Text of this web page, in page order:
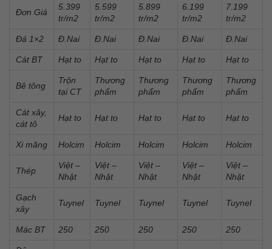
Đơn Giá
5.399
tr/m2
5.599
tr/m2
5.899
tr/m2
6.199
tr/m2
7.199
tr/m2
Đá 1×2 Đ.Nai Đ.Nai Đ.Nai Đ.Nai Đ.Nai
Cát BT Hạt to Hạt to Hạt to Hạt to Hạt to
Bê tông
Trộn
tại CT
Thương
phẩm
Thương
phẩm
Thương
phẩm
Thương
phẩm
Cát xây,
cát tô
Hạt to Hạt to Hạt to Hạt to Hạt to
Xi măng Holcim Holcim Holcim Holcim Holcim
Thép
Việt –
Nhật
Việt –
Nhật
Việt –
Nhật
Việt –
Nhật
Việt –
Nhật
Gạch
xây
Tuynel Tuynel Tuynel Tuynel Tuynel
Mác BT 250 250 250 250 250